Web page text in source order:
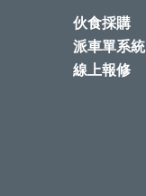
伙食採購
派車單系統
線上報修